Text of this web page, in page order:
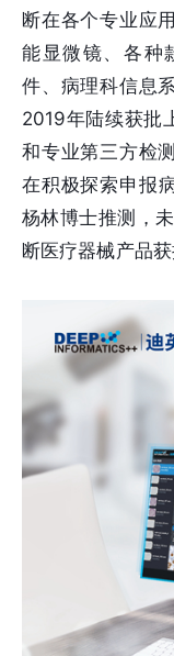
断在各个专业应
能显微镜、各种
件、病理科信息
2019年陆续获批
和专业第三方检
在积极探索申报
杨林博士推测，
断医疗器械产品获